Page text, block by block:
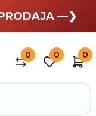
—❯ —❯
0 0 0